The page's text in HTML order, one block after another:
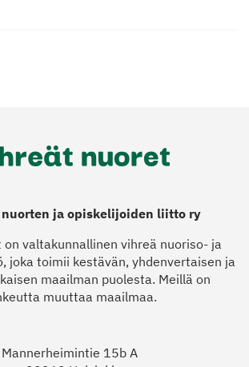
ja opiskelijoiden liitto ry
valtakunnallinen vihreä nuoriso- ja
joka toimii kestävän, yhdenvertaisen ja
maailman puolesta. Meillä on
muuttaa maailmaa.
Mannerheimintie 15b A